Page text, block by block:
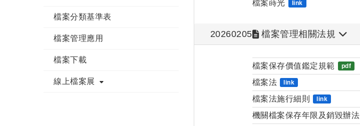
檔案分類基準表
檔案管理應用
檔案下載
線上檔案展
檔案蒔光 link
20260205 檔案管理相關法規
檔案保存價值鑑定規範 pdf
檔案法 link
檔案法施行細則 link
機關檔案保存年限及銷毀辦法